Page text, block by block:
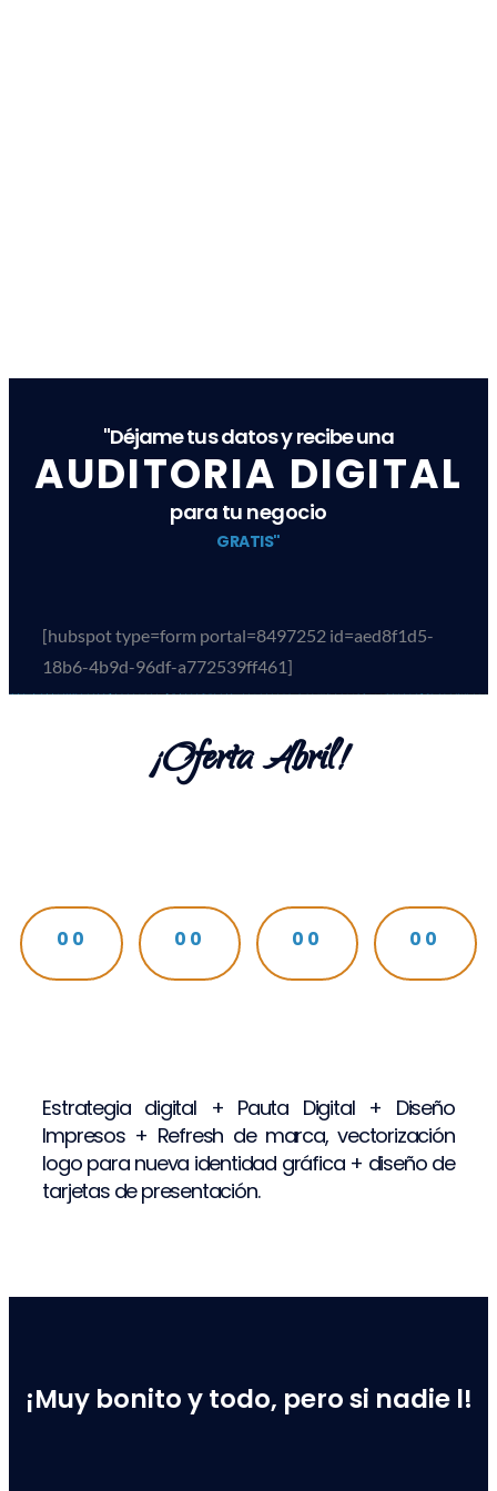
"Déjame tus datos y recibe una
AUDITORIA DIGITAL
para tu negocio
GRATIS"
[hubspot type=form portal=8497252 id=aed8f1d5-
18b6-4b9d-96df-a772539ff461]
¡Oferta Abril!
00 00 00 00
Estrategia digital + Pauta Digital + Diseño
Impresos + Refresh de marca, vectorización
logo para nueva identidad gráfica + diseño de
tarjetas de presentación.
¡Muy bonito y todo, pero si nadie l!